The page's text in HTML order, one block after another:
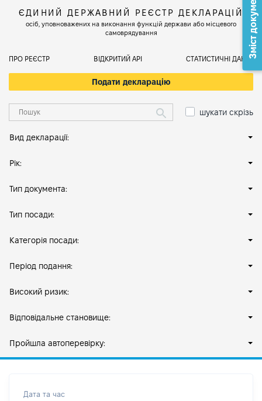
ЄДИНИЙ ДЕРЖАВНИЙ РЕЄСТР ДЕКЛАРАЦІЙ
осіб, уповноважених на виконання функцій держави або місцевого
самоврядування
ПРО РЕЄСТР ВІДКРИТИЙ АРІ СТАТИСТИЧНІ ДАНІ
Подати декларацію
шукати скрізь
Вид декларації:
Рік:
Тип документа:
Тип посади:
Категорія посади:
Період подання:
Високий ризик:
Відповідальне становище:
Пройшла автоперевірку:
Дата та час
Зміст документа